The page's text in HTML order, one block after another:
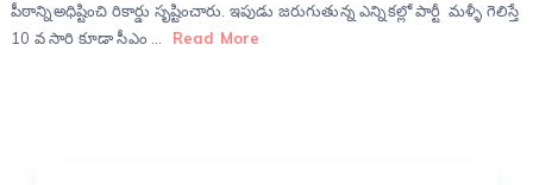
పీఠాన్నిఅధిష్టించి రికార్డు సృష్టించారు. ఇపుడు జరుగుతున్న ఎన్నికల్లో పార్టీ మళ్ళీ గెలిస్తే
10 వ సారి కూడా సీఎం …
Read More